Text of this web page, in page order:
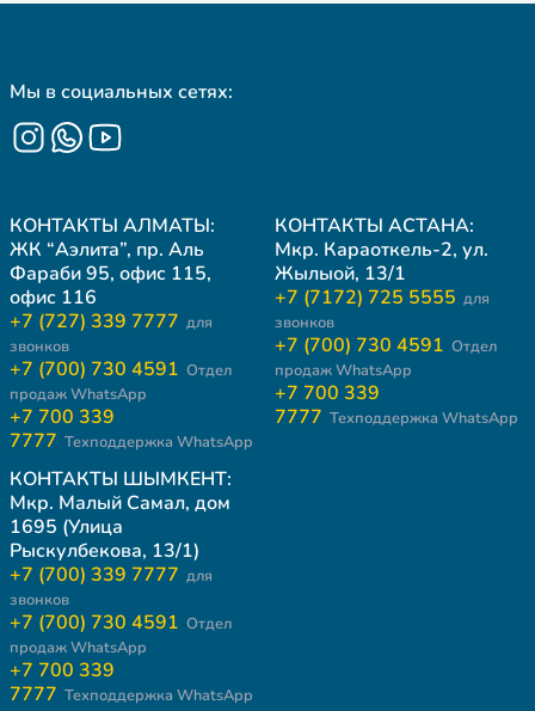
Мы в социальных сетях:
КОНТАКТЫ АЛМАТЫ:
ЖК “Аэлита”, пр. Аль
Фараби 95, офис 115,
офис 116
+7 (727) 339 7777 для
звонков
+7 (700) 730 4591 Отдел
продаж WhatsApp
+7 700 339
7777 Техподдержка WhatsApp
КОНТАКТЫ АСТАНА:
Мкр. Караоткель-2, ул.
Жылыой, 13/1
+7 (7172) 725 5555 для
звонков
+7 (700) 730 4591 Отдел
продаж WhatsApp
+7 700 339
7777 Техподдержка WhatsApp
КОНТАКТЫ ШЫМКЕНТ:
Мкр. Малый Самал, дом
1695 (Улица
Рыскулбекова, 13/1)
+7 (700) 339 7777 для
звонков
+7 (700) 730 4591 Отдел
продаж WhatsApp
+7 700 339
7777 Техподдержка WhatsApp